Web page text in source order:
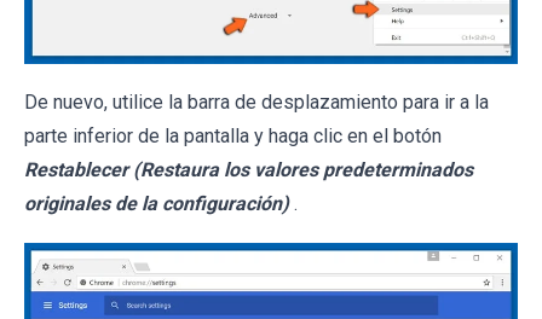
De nuevo, utilice la barra de desplazamiento para ir a la
parte inferior de la pantalla y haga clic en el botón
Restablecer (Restaura los valores predeterminados
originales de la configuración) .